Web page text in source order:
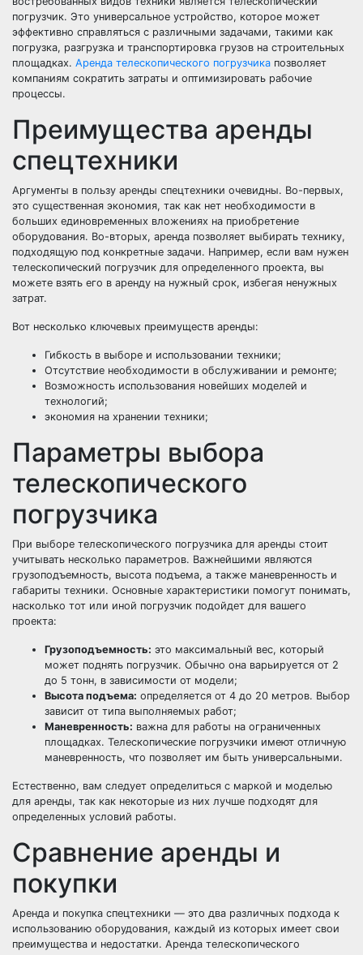
погрузчик. Это универсальное устройство, которое может
эффективно справляться с различными задачами, такими как
погрузка, разгрузка и транспортировка грузов на строительных
площадках. Аренда телескопического погрузчика позволяет
компаниям сократить затраты и оптимизировать рабочие
процессы.
Преимущества аренды
спецтехники
Аргументы в пользу аренды спецтехники очевидны. Во-первых,
это существенная экономия, так как нет необходимости в
больших единовременных вложениях на приобретение
оборудования. Во-вторых, аренда позволяет выбирать технику,
подходящую под конкретные задачи. Например, если вам нужен
телескопический погрузчик для определенного проекта, вы
можете взять его в аренду на нужный срок, избегая ненужных
затрат.
Вот несколько ключевых преимуществ аренды:
Гибкость в выборе и использовании техники;
Отсутствие необходимости в обслуживании и ремонте;
Возможность использования новейших моделей и
технологий;
экономия на хранении техники;
Параметры выбора
телескопического
погрузчика
При выборе телескопического погрузчика для аренды стоит
учитывать несколько параметров. Важнейшими являются
грузоподъемность, высота подъема, а также маневренность и
габариты техники. Основные характеристики помогут понимать,
насколько тот или иной погрузчик подойдет для вашего
проекта:
Грузоподъемность: это максимальный вес, который
может поднять погрузчик. Обычно она варьируется от 2
до 5 тонн, в зависимости от модели;
Высота подъема: определяется от 4 до 20 метров. Выбор
зависит от типа выполняемых работ;
Маневренность: важна для работы на ограниченных
площадках. Телескопические погрузчики имеют отличную
маневренность, что позволяет им быть универсальными.
Естественно, вам следует определиться с маркой и моделью
для аренды, так как некоторые из них лучше подходят для
определенных условий работы.
Сравнение аренды и
покупки
Аренда и покупка спецтехники — это два различных подхода к
использованию оборудования, каждый из которых имеет свои
преимущества и недостатки. Аренда телескопического